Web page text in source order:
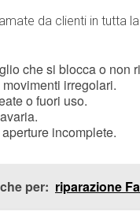
da clienti in tutta
che si blocca o non
irregolari.
o fuori uso.
incomplete.
per: riparazione